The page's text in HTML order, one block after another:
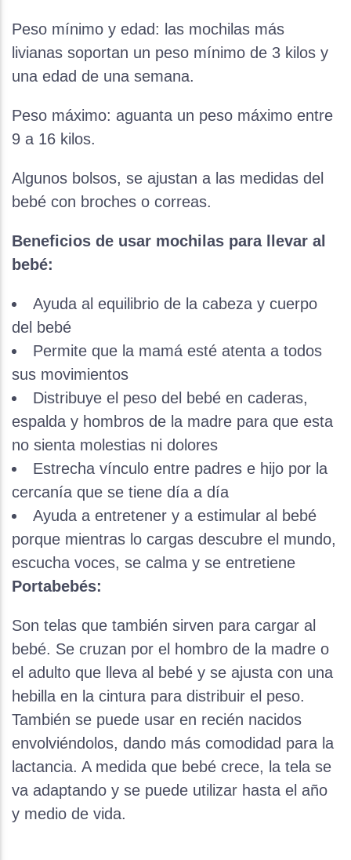
Peso mínimo y edad: las mochilas más
livianas soportan un peso mínimo de 3 kilos y
una edad de una semana.
Peso máximo: aguanta un peso máximo entre
9 a 16 kilos.
Algunos bolsos, se ajustan a las medidas del
bebé con broches o correas.
Beneficios de usar mochilas para llevar al
bebé:
Ayuda al equilibrio de la cabeza y cuerpo
del bebé
Permite que la mamá esté atenta a todos
sus movimientos
Distribuye el peso del bebé en caderas,
espalda y hombros de la madre para que esta
no sienta molestias ni dolores
Estrecha vínculo entre padres e hijo por la
cercanía que se tiene día a día
Ayuda a entretener y a estimular al bebé
porque mientras lo cargas descubre el mundo,
escucha voces, se calma y se entretiene
Portabebés:
Son telas que también sirven para cargar al
bebé. Se cruzan por el hombro de la madre o
el adulto que lleva al bebé y se ajusta con una
hebilla en la cintura para distribuir el peso.
También se puede usar en recién nacidos
envolviéndolos, dando más comodidad para la
lactancia. A medida que bebé crece, la tela se
va adaptando y se puede utilizar hasta el año
y medio de vida.